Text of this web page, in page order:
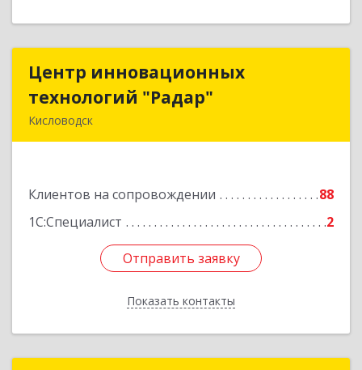
Центр инновационных
технологий "Радар"
Кисловодск
Клиентов на сопровождении
88
1С:Специалист
2
Отправить заявку
Показать контакты
Центр инновационных
технологий "Радар"
Подробнее
Отправить заявку
Назад